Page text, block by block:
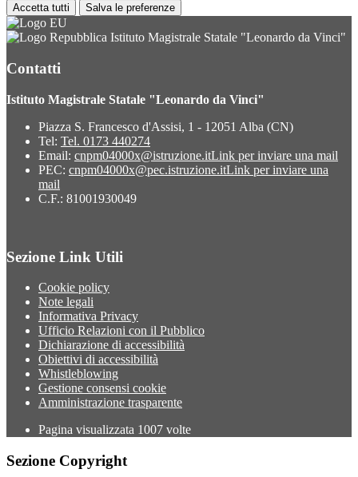
Accetta tutti Salva le preferenze
Istituto Magistrale Statale "Leonardo da Vinci"
Contatti
Istituto Magistrale Statale "Leonardo da Vinci"
Piazza S. Francesco d'Assisi, 1 - 12051 Alba (CN)
Tel: Tel. 0173 440274
Email: cnpm04000x@istruzione.itLink per inviare una mail
PEC: cnpm04000x@pec.istruzione.itLink per inviare una
mail
C.F.: 81001930049
Sezione Link Utili
Cookie policy
Note legali
Informativa Privacy
Ufficio Relazioni con il Pubblico
Dichiarazione di accessibilità
Obiettivi di accessibilità
Whistleblowing
Gestione consensi cookie
Amministrazione trasparente
Pagina visualizzata 1007 volte
Sezione Copyright